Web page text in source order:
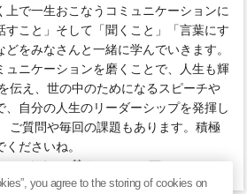
上で一生おこなうコミュニケーションに
すこと」そして「聞くこと」「言葉にす
どをみなさんと一緒に学んでいきます。
ュニケーションを磨くことで、人生も輝
伝え、世の中のためになるスピーチや
、自分の人生のリーダーシップを発揮し
ご質問や毎回の課題もあります。積極
くださいね。
you agree to the storing of cookies on